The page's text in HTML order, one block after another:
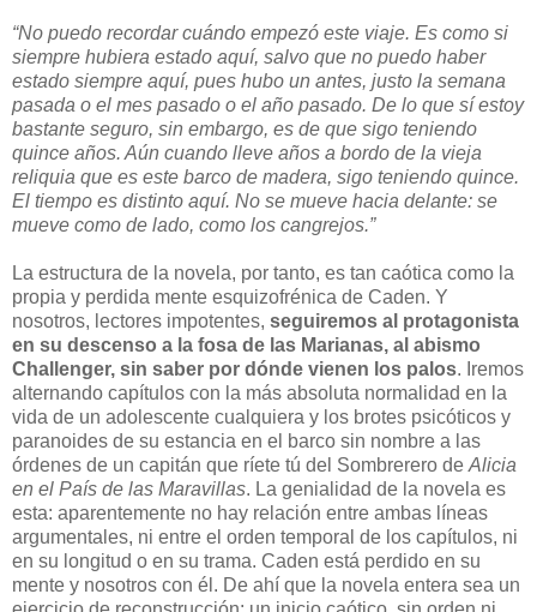
“No puedo recordar cuándo empezó este viaje. Es como si
siempre hubiera estado aquí, salvo que no puedo haber
estado siempre aquí, pues hubo un antes, justo la semana
pasada o el mes pasado o el año pasado. De lo que sí estoy
bastante seguro, sin embargo, es de que sigo teniendo
quince años. Aún cuando lleve años a bordo de la vieja
reliquia que es este barco de madera, sigo teniendo quince.
El tiempo es distinto aquí. No se mueve hacia delante: se
mueve como de lado, como los cangrejos.”
La estructura de la novela, por tanto, es tan caótica como la
propia y perdida mente esquizofrénica de Caden. Y
nosotros, lectores impotentes, seguiremos al protagonista
en su descenso a la fosa de las Marianas, al abismo
Challenger, sin saber por dónde vienen los palos. Iremos
alternando capítulos con la más absoluta normalidad en la
vida de un adolescente cualquiera y los brotes psicóticos y
paranoides de su estancia en el barco sin nombre a las
órdenes de un capitán que ríete tú del Sombrerero de Alicia
en el País de las Maravillas. La genialidad de la novela es
esta: aparentemente no hay relación entre ambas líneas
argumentales, ni entre el orden temporal de los capítulos, ni
en su longitud o en su trama. Caden está perdido en su
mente y nosotros con él. De ahí que la novela entera sea un